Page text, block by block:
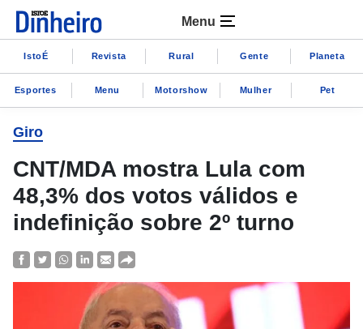
Menu
IstoÉ Revista Rural Gente Planeta
Esportes Menu Motorshow Mulher Pet
Giro
CNT/MDA mostra Lula com
48,3% dos votos válidos e
indefinição sobre 2º turno